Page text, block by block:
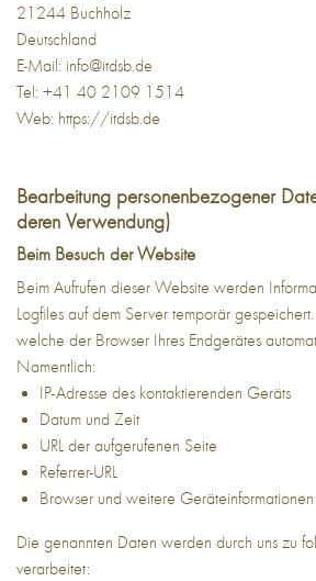
21244 Buchholz
Deutschland
E-Mail: info@itdsb.de
Tel: +41 40 2109 1514
Web: https://itdsb.de
Bearbeitung personenbezogener
deren Verwendung)
Beim Besuch der Website
Beim Aufrufen dieser Website werden
Logfiles auf dem Server temporär
welche der Browser Ihres Endgerätes
Namentlich:
IP-Adresse des kontaktierenden Geräts
Datum und Zeit
URL der aufgerufenen Seite
Referrer-URL
Browser und weitere Geräteinformationen
Die genannten Daten werden durch uns zu
verarbeitet: